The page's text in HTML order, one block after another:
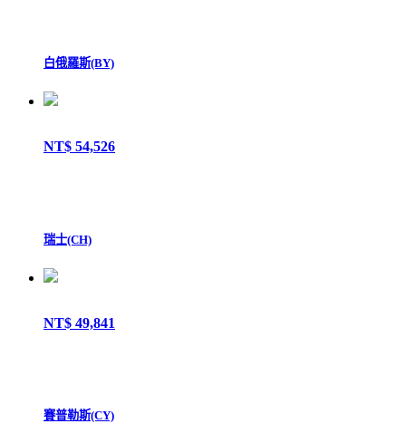
白俄羅斯(BY)
NT$ 54,526
瑞士(CH)
NT$ 49,841
賽普勒斯(CY)